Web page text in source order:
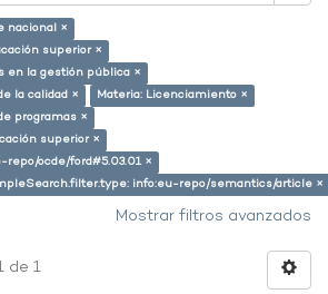
nacional ×
superior ×
en la gestión pública ×
la calidad ×
Materia: Licenciamiento ×
programas ×
superior ×
ocde/ford#5.03.01 ×
info:eu-repo/semantics/article ×
Mostrar filtros avanzados
de 1